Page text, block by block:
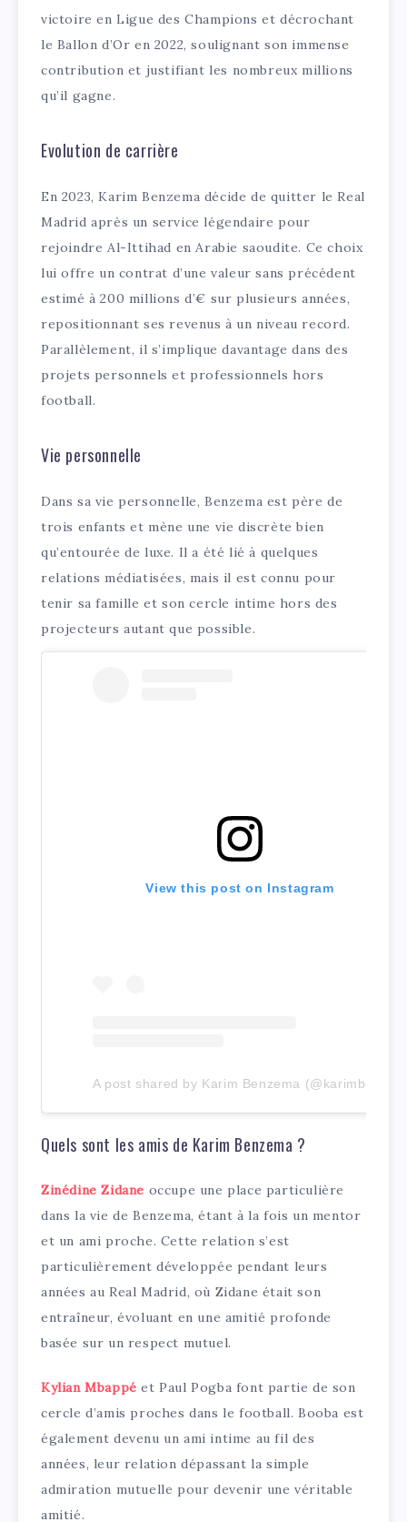
victoire en Ligue des Champions et décrochant
le Ballon d’Or en 2022, soulignant son immense
contribution et justifiant les nombreux millions
qu’il gagne.
Evolution de carrière
En 2023, Karim Benzema décide de quitter le Real
Madrid après un service légendaire pour
rejoindre Al-Ittihad en Arabie saoudite. Ce choix
lui offre un contrat d’une valeur sans précédent
estimé à 200 millions d’€ sur plusieurs années,
repositionnant ses revenus à un niveau record.
Parallèlement, il s’implique davantage dans des
projets personnels et professionnels hors
football.
Vie personnelle
Dans sa vie personnelle, Benzema est père de
trois enfants et mène une vie discrète bien
qu’entourée de luxe. Il a été lié à quelques
relations médiatisées, mais il est connu pour
tenir sa famille et son cercle intime hors des
projecteurs autant que possible.
View this post on Instagram
Quels sont les amis de Karim Benzema ?
Zinédine Zidane occupe une place particulière
dans la vie de Benzema, étant à la fois un mentor
et un ami proche. Cette relation s’est
particulièrement développée pendant leurs
années au Real Madrid, où Zidane était son
entraîneur, évoluant en une amitié profonde
basée sur un respect mutuel.
Kylian Mbappé et Paul Pogba font partie de son
cercle d’amis proches dans le football. Booba est
également devenu un ami intime au fil des
années, leur relation dépassant la simple
admiration mutuelle pour devenir une véritable
amitié.